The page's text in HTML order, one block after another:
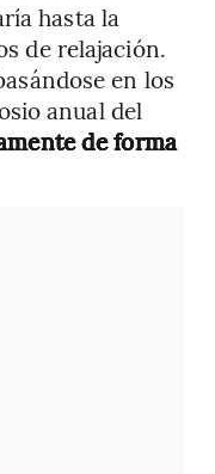
hasta la
de relajación.
en los
anual del
de forma